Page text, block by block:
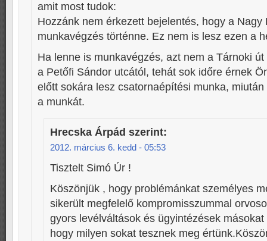
amit most tudok:
Hozzánk nem érkezett bejelentés, hogy a Nagy
munkavégzés történne. Ez nem is lesz ezen a
Ha lenne is munkavégzés, azt nem a Tárnoki
a Petőfi Sándor utcától, tehát sok időre érnek
előtt sokára lesz csatornaépítési munka,
a munkát.
Hrecska Árpád szerint:
2012. március 6. kedd - 05:53
Tisztelt Simó Úr !
Köszönjük , hogy problémánkat személyes
sikerült megfelelő kompromisszummal
gyors levélváltások és ügyintézések
hogy milyen sokat tesznek meg